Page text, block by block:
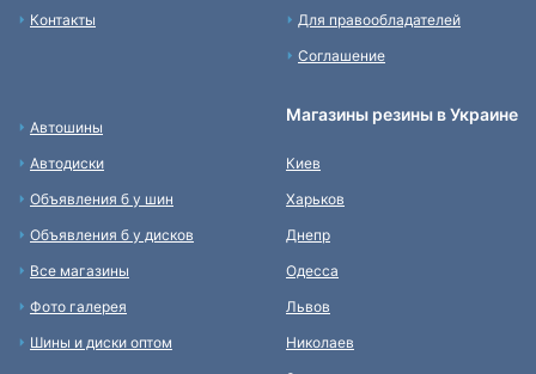
Контакты
Для правообладателей
Соглашение
Автошины
Автодиски
Объявления б у шин
Объявления б у дисков
Все магазины
Фото галерея
Шины и диски оптом
Магазины резины в Украине
Киев
Харьков
Днепр
Одесса
Львов
Николаев